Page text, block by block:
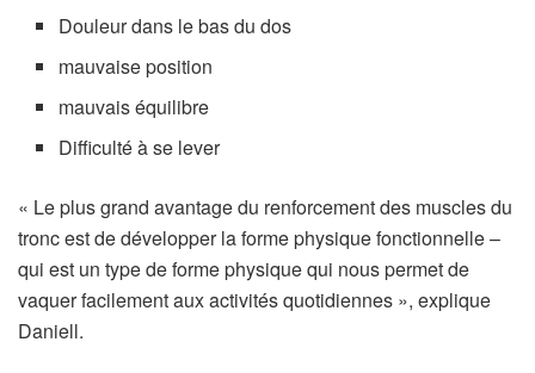
Douleur dans le bas du dos
mauvaise position
mauvais équilibre
Difficulté à se lever
« Le plus grand avantage du renforcement des muscles du
tronc est de développer la forme physique fonctionnelle –
qui est un type de forme physique qui nous permet de
vaquer facilement aux activités quotidiennes », explique
Daniell.